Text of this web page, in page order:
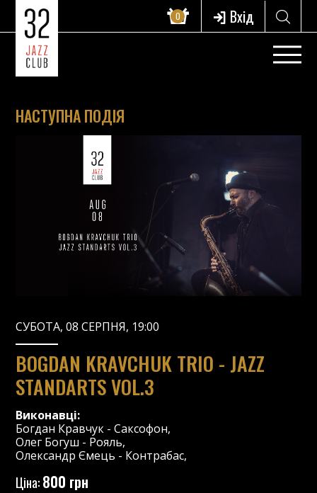
0 Вхід
НАСТУПНА ПОДІЯ
СУБОТА, 08 СЕРПНЯ, 19:00
BOGDAN KRAVCHUK TRIO - JAZZ
STANDARTS VOL.3
Виконавці:
Богдан Кравчук -Саксофон,
Олег Богуш - Рояль,
Олександр Ємець - Контрабас,
Ціна:800 грн